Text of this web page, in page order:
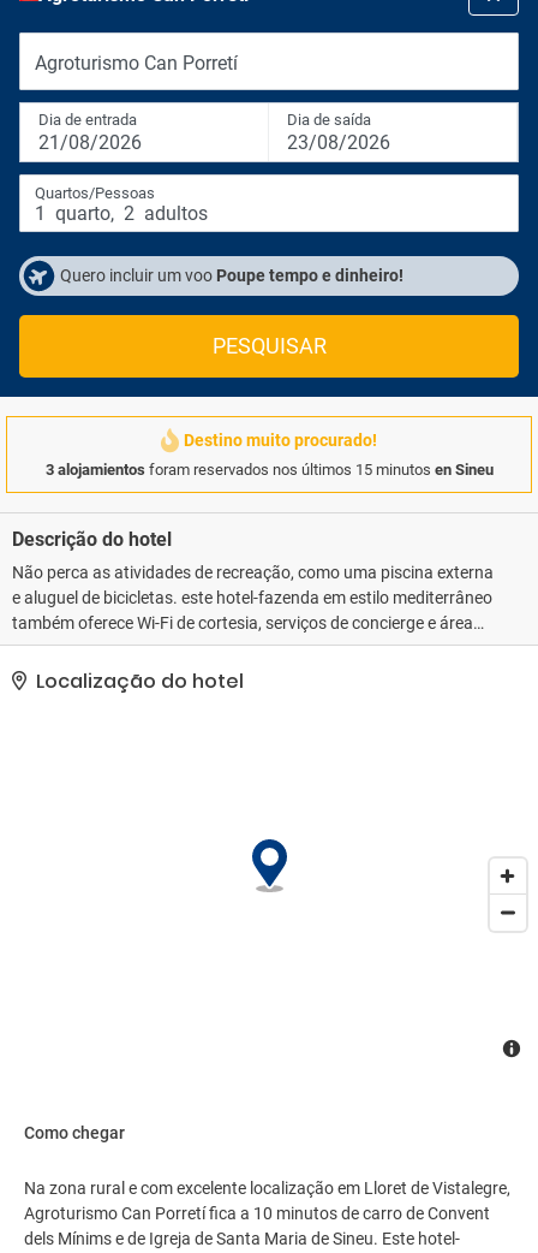
Agroturismo Can Porretí
Dia de entrada
21/08/2026
Dia de saída
23/08/2026
Quartos/Pessoas
1 quarto, 2 adultos
Quero incluir um voo Poupe tempo e dinheiro!
PESQUISAR
Destino muito procurado!
3 alojamientos foram reservados nos últimos 15 minutos en Sineu
Descrição do hotel
Não perca as atividades de recreação, como uma piscina externa
e aluguel de bicicletas. este hotel-fazenda em estilo mediterrâneo
também oferece Wi-Fi de cortesia, serviços de concierge e área
para piquenique.. As comodidades presentes incluem serviço de
lavanderia e lavagem a seco, balcão de recepção 24 horas e
armazenamento para bagagem. Estacionamento grátis sem
Localização do hotel
Como chegar
Na zona rural e com excelente localização em Lloret de Vistalegre,
Agroturismo Can Porretí fica a 10 minutos de carro de Convent
dels Mínims e de Igreja de Santa Maria de Sineu. Este hotel-